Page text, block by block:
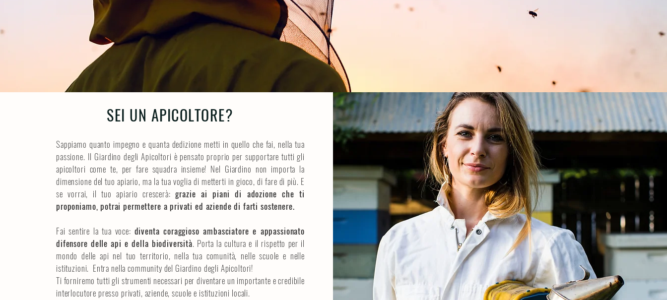
SEI UN APICOLTORE?
Sappiamo quanto impegno e quanta dedizione metti in quello che fai, nella tua
passione. Il Giardino degli Apicoltori è pensato proprio per supportare tutti gli
apicoltori come te, per fare squadra insieme! Nel Giardino non importa la
dimensione del tuo apiario, ma la tua voglia di metterti in gioco, di fare di più. E
se vorrai, il tuo apiario crescerà:grazie ai piani di adozione che ti
proponiamo, potrai permettere a privati ed aziende di farti sostenere.
Fai sentire la tua voce: diventa coraggioso ambasciatore e appassionato
difensore delle api e della biodiversità. Porta la cultura e il rispetto per il
mondo delle api nel tuo territorio, nella tua comunità, nelle scuole e nelle
istituzioni. Entra nella community del Giardino degli Apicoltori!
Ti forniremo tutti gli strumenti necessari per diventare un importante e credibile
interlocutore presso privati, aziende, scuole e istituzioni locali.